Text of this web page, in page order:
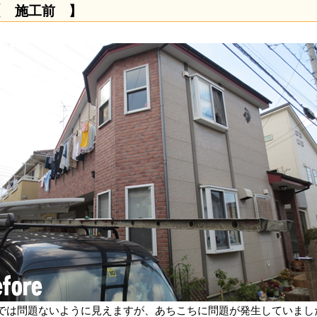
施工前 】
は問題ないように見えますが、あちこちに問題が発生していまし